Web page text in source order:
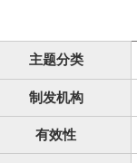
主题分类
制发机构
有效性